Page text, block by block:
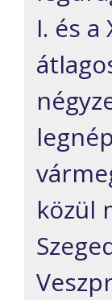
I. és a
közül